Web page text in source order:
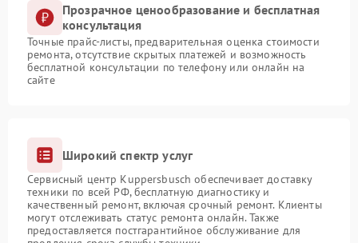
Прозрачное ценообразование и бесплатная
консультация
Точные прайс-листы, предварительная оценка стоимости
ремонта, отсутствие скрытых платежей и возможность
бесплатной консультации по телефону или онлайн на
сайте
Широкий спектр услуг
Сервисный центр Kuppersbusch обеспечивает доставку
техники по всей РФ, бесплатную диагностику и
качественный ремонт, включая срочный ремонт. Клиенты
могут отслеживать статус ремонта онлайн. Также
предоставляется постгарантийное обслуживание для